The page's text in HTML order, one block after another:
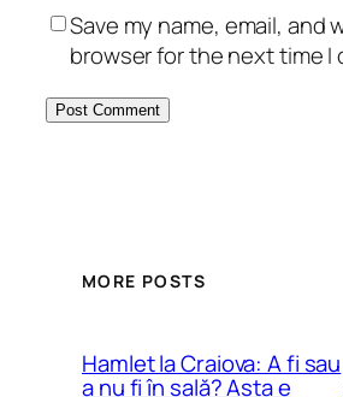
Save my name, email, and
browser for the next time I
MORE POSTS
Hamlet la Craiova: A fi sau
a nu fi în sală? Asta e